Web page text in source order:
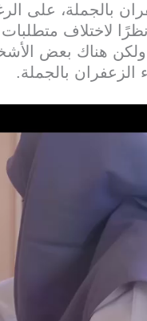
بالجملة، على
لاختلاف
هناك بعض
الزعفران بالجملة.